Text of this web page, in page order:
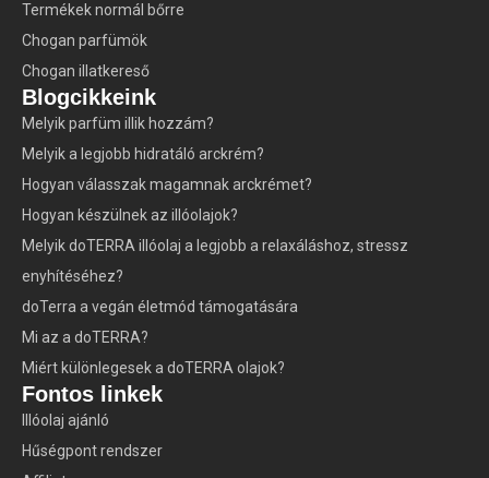
Termékek normál bőrre
Chogan parfümök
Chogan illatkereső
Blogcikkeink
Melyik parfüm illik hozzám?
Melyik a legjobb hidratáló arckrém?
Hogyan válasszak magamnak arckrémet?
Hogyan készülnek az illóolajok?
Melyik doTERRA illóolaj a legjobb a relaxáláshoz, stressz
enyhítéséhez?
doTerra a vegán életmód támogatására
Mi az a doTERRA?
Miért különlegesek a doTERRA olajok?
Fontos linkek
Illóolaj ajánló
Hűségpont rendszer